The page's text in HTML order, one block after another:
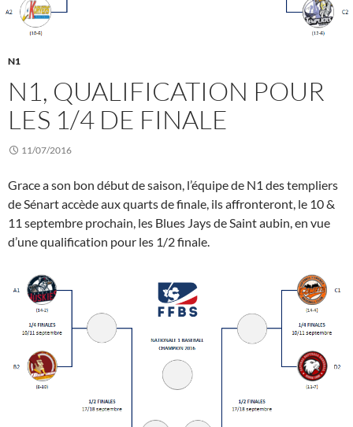
N1
N1, QUALIFICATION POUR
LES 1/4 DE FINALE
11/07/2016
Grace a son bon début de saison, l’équipe de N1 des templiers
de Sénart accède aux quarts de finale, ils affronteront, le 10 &
11 septembre prochain, les Blues Jays de Saint aubin, en vue
d’une qualification pour les 1/2 finale.